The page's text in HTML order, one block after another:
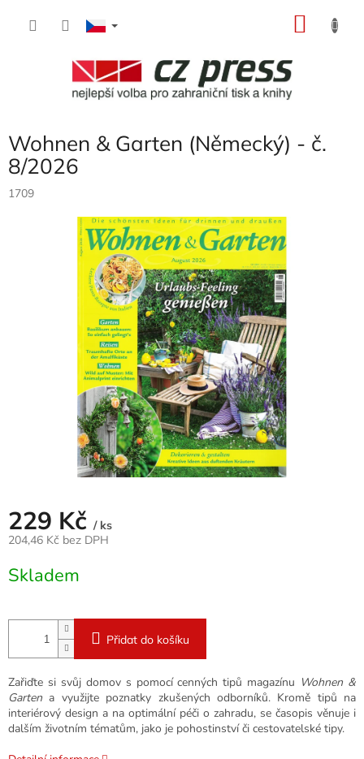
Wohnen & Garten (Německý) - č.
8/2026
1709
229 Kč / ks
204,46 Kč bez DPH
cena:
Skladem
Přidat do košíku
Zařiďte si svůj domov s pomocí cenných tipů magazínu Wohnen &
Garten a využijte poznatky zkušených odborníků. Kromě tipů na
interiérový design a na optimální péči o zahradu, se časopis věnuje i
dalším životním tématům, jako je pohostinství či cestovatelské tipy.